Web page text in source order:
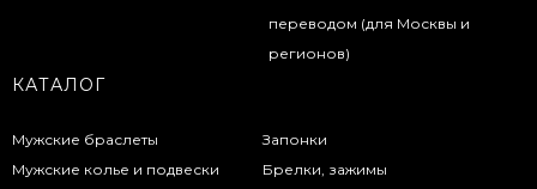
КАТАЛОГ
Мужские браслеты
Мужские колье и подвески
Запонки
Брелки, зажимы